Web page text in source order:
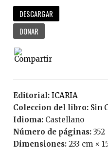
DESCARGAR
DONAR
Editorial: ICARIA
Coleccion del libro:
Sin
Idioma:
Castellano
Número de páginas: 352
Dimensiones: 233 cm ×